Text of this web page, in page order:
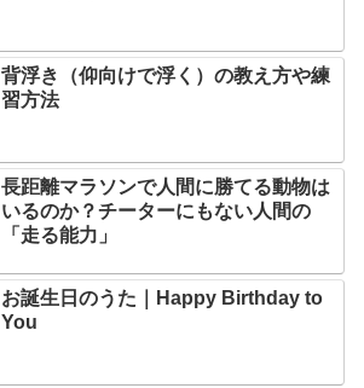
背浮き（仰向けで浮く）の教え方や練
習方法
長距離マラソンで人間に勝てる動物は
いるのか？チーターにもない人間の
「走る能力」
お誕生日のうた｜Happy Birthday to
You